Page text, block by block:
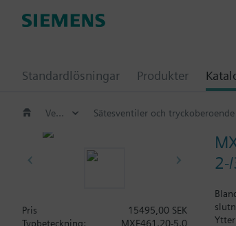
Standardlösningar Produkter
Ventiler och ställdon Sätesventiler och
Pris
15495,00 SEK
Typbeteckning:
MXF461.20-5.0